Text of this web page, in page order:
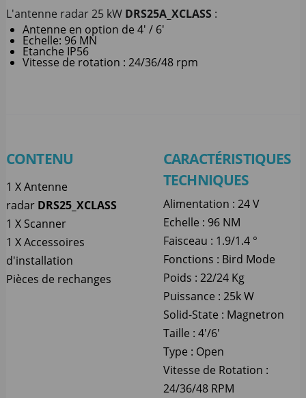
L'antenne radar 25 kW DRS25A_XCLASS :
Antenne en option de 4' / 6'
Echelle: 96 MN
Etanche IP56
Vitesse de rotation : 24/36/48 rpm
CONTENU
1 X Antenne
radar DRS25_XCLASS
1 X Scanner
1 X Accessoires
d'installation
Pièces de rechanges
CARACTÉRISTIQUES
TECHNIQUES
Alimentation : 24 V
Echelle : 96 NM
Faisceau : 1.9/1.4 °
Fonctions : Bird Mode
Poids : 22/24 Kg
Puissance : 25k W
Solid-State : Magnetron
Taille : 4'/6'
Type : Open
Vitesse de Rotation :
24/36/48 RPM